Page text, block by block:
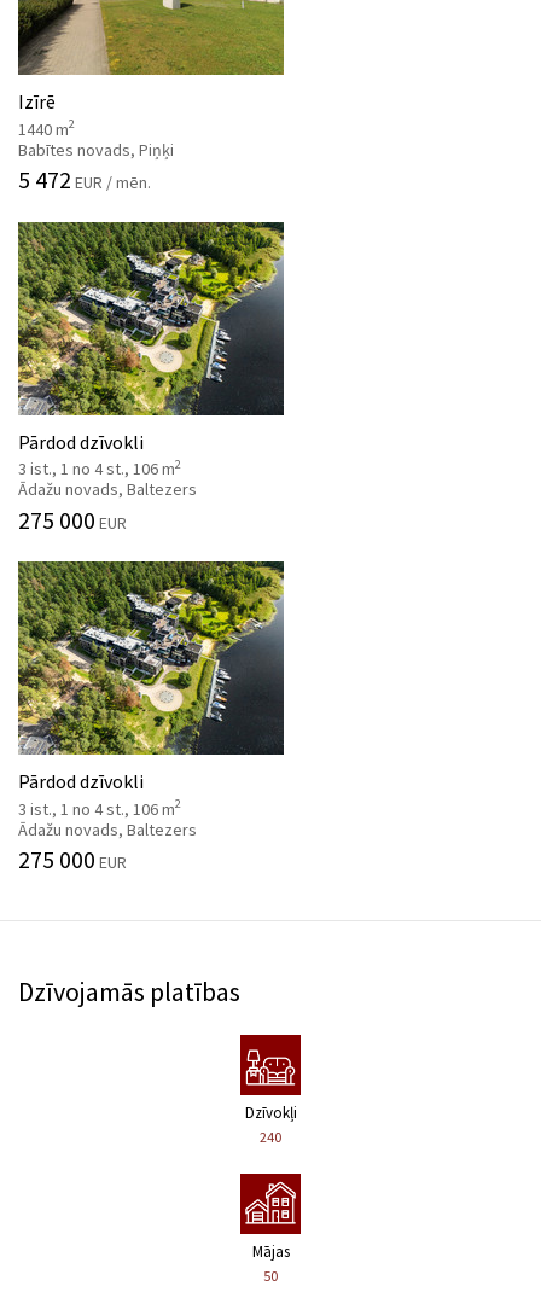
Izīrē
1440 m2
Babītes novads, Piņķi
5 472 EUR / mēn.
Pārdod dzīvokli
3 ist., 1 no 4 st., 106 m2
Ādažu novads, Baltezers
275 000 EUR
Pārdod dzīvokli
3 ist., 1 no 4 st., 106 m2
Ādažu novads, Baltezers
275 000 EUR
Dzīvojamās platības
Dzīvokļi
240
Mājas
50